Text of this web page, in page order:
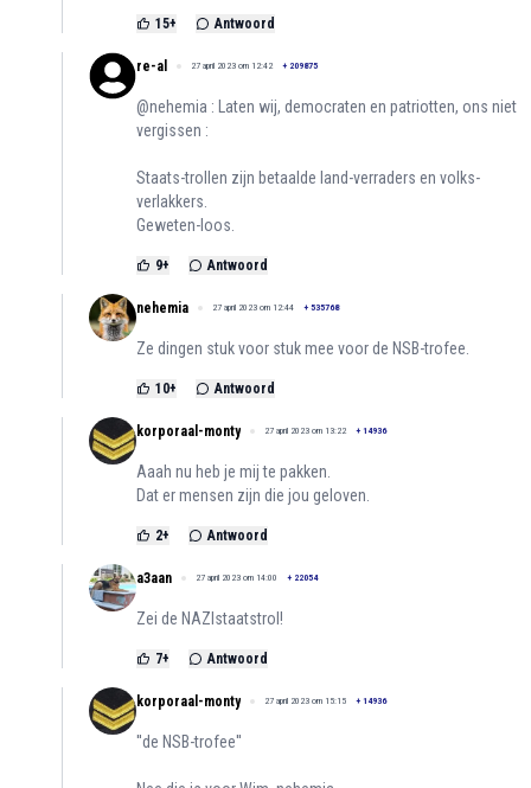
15+ Antwoord
re-al 27 april 2023 om 12:42 + 209875
@nehemia : Laten wij, democraten en patriotten, ons niet
vergissen :
Staats-trollen zijn betaalde land-verraders en volks-
verlakkers.
Geweten-loos.
9+ Antwoord
nehemia 27 april 2023 om 12:44 + 535768
Ze dingen stuk voor stuk mee voor de NSB-trofee.
10+ Antwoord
korporaal-monty 27 april 2023 om 13:22 + 14936
Aaah nu heb je mij te pakken.
Dat er mensen zijn die jou geloven.
2+ Antwoord
a3aan 27 april 2023 om 14:00 + 22054
Zei de NAZIstaatstrol!
7+ Antwoord
korporaal-monty 27 april 2023 om 15:15 + 14936
''de NSB-trofee''